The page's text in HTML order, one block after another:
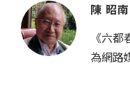
陳 昭南
《六
為網路